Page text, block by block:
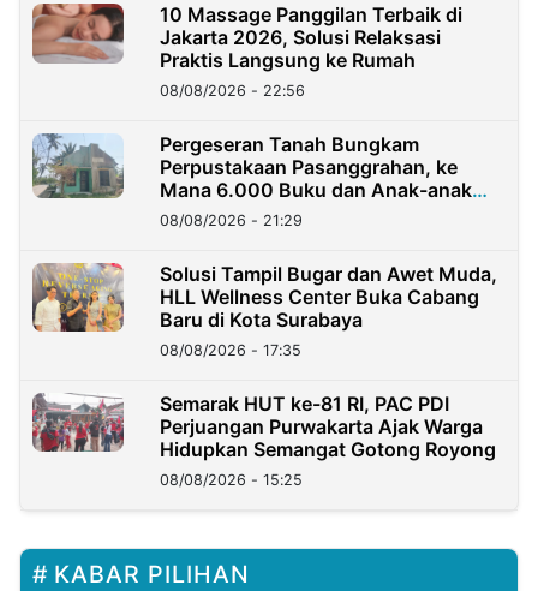
10 Massage Panggilan Terbaik di
Jakarta 2026, Solusi Relaksasi
Praktis Langsung ke Rumah
08/08/2026 - 22:56
Pergeseran Tanah Bungkam
Perpustakaan Pasanggrahan, ke
Mana 6.000 Buku dan Anak-anak
Kini?
08/08/2026 - 21:29
Solusi Tampil Bugar dan Awet Muda,
HLL Wellness Center Buka Cabang
Baru di Kota Surabaya
08/08/2026 - 17:35
Semarak HUT ke-81 RI, PAC PDI
Perjuangan Purwakarta Ajak Warga
Hidupkan Semangat Gotong Royong
08/08/2026 - 15:25
KABAR PILIHAN